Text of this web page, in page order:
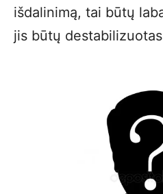
išdalinimą, tai būtų
jis būtų